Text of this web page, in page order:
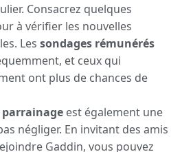
Consacrez quelques
à vérifier les nouvelles
Les sondages rémunérés
et ceux qui
ont plus de chances de
parrainage est également une
négliger. En invitant des amis
Gaddin, vous pouvez